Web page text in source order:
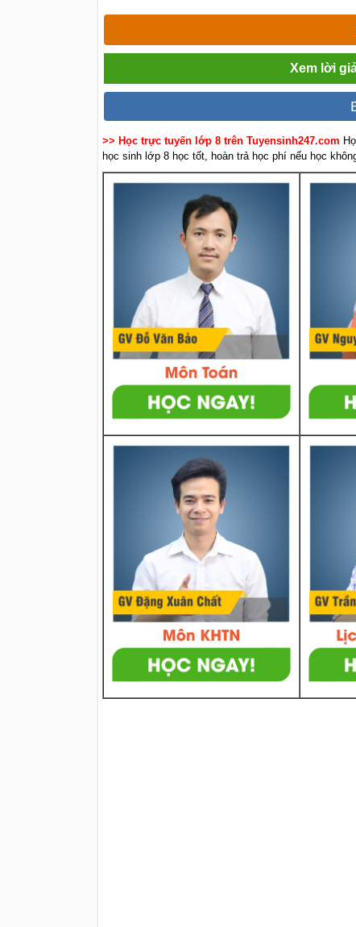
Xem lời
>> Học trực tuyến lớp 8 trên Tuyensinh247.com
học sinh lớp 8 học tốt, hoàn trả học phí nếu học